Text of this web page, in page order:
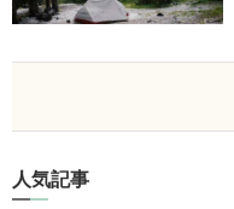
人気記事